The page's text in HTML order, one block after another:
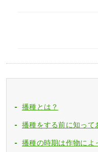
播種とは？
播種をする前に知って
播種の時期は作物によ